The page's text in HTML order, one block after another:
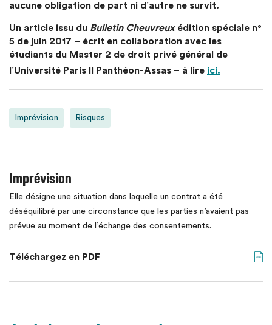
aucune obligation de part ni d’autre ne survit.
Un article issu du Bulletin Cheuvreuxédition spéciale n°
5 de juin 2017 – écrit en collaboration avec les
étudiants du Master 2 de droit privé général de
l’Université Paris II Panthéon-Assas – à lire ici.
Imprévision Risques
Imprévision
Elle désigne une situation dans laquelle un contrat a été
déséquilibré par une circonstance que les parties n’avaient pas
prévue au moment de l’échange des consentements.
Téléchargez en PDF